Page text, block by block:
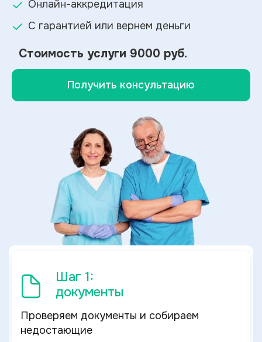
Онлайн-аккредитация
С гарантией или вернем деньги
Стоимость услуги 9000 руб.
Получить консультацию
Шаг 1:
документы
Проверяем документы и собираем
недостающие